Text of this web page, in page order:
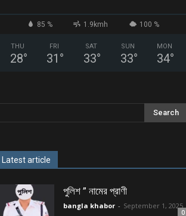
85 % 1.9kmh 100 %
THU
28°
FRI
31 °
SAT
33°
SUN
33°
MON
34°
Latest article
পুলিশ ” নামের প্রাণী
bangla khabor - September 1, 2025
0